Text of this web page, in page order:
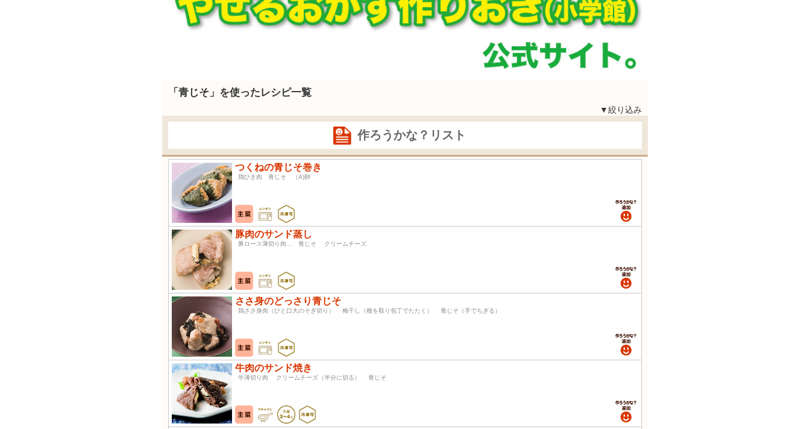
「青じそ」を使ったレシピ一覧
▼絞り込み
作ろうかな？リスト
つくねの青じそ巻き
鶏ひき肉 青じそ （A)卵
豚肉のサンド蒸し
豚ロース薄切り肉… 青じそ クリームチーズ
ささ身のどっさり青じそ
鶏ささ身肉（ひと口大のそぎ切り） 梅干し（種を取り包丁でたたく） 青じそ（手でちぎる）
牛肉のサンド焼き
牛薄切り肉 クリームチーズ（半分に切る） 青じそ